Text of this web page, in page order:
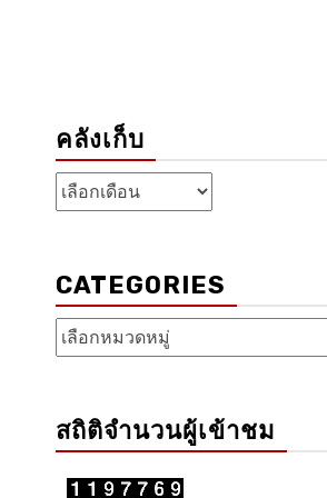
คลังเก็บ
คลัง
เก็บ
CATEGORIES
Categories
สถิติจำนวนผู้เข้าชม